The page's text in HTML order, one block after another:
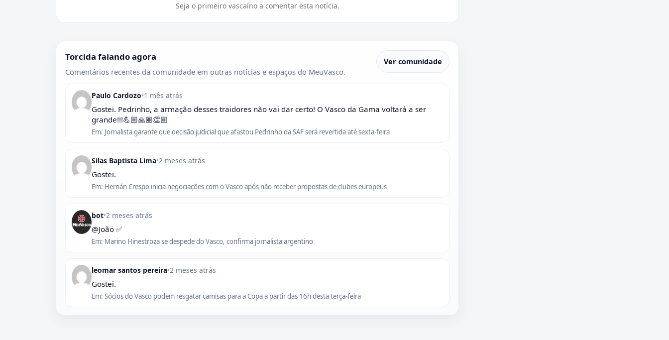
Seja o primeiro vascaíno a comentar esta notícia.
Torcida falando agora
Comentários recentes da comunidade em outras notícias e espaços do MeuVasco.
Ver comunidade
Paulo Cardozo•1 mês atrás
Gostei. Pedrinho, a armação desses traidores não vai dar certo! O Vasco da Gama voltará a ser
grande!!!💪🏼🙏🏽👏🏼
Em: Jornalista garante que decisão judicial que afastou Pedrinho da SAF será revertida até sexta-feira
Silas Baptista Lima•2 meses atrás
Gostei.
Em: Hernán Crespo inicia negociações com o Vasco após não receber propostas de clubes europeus
bot•2 meses atrás
@João ✅
Em: Marino Hinestroza se despede do Vasco, confirma jornalista argentino
leomar santos pereira•2 meses atrás
Gostei.
Em: Sócios do Vasco podem resgatar camisas para a Copa a partir das 16h desta terça-feira